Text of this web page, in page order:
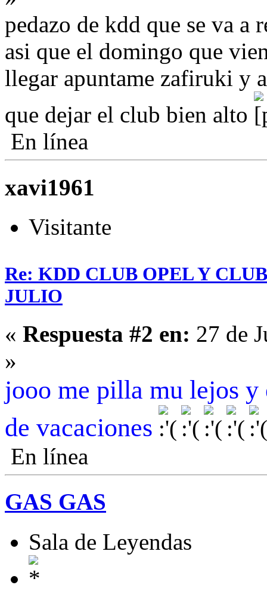
pedazo de kdd que se va a
asi que el domingo que
llegar apuntame zafiruki y
que dejar el club bien alto
En línea
xavi1961
Visitante
Re: KDD CLUB OPEL Y
JULIO
« Respuesta #2 en: 27 de
»
jooo me pilla mu lejos y
de vacaciones
En línea
GAS GAS
Sala de Leyendas